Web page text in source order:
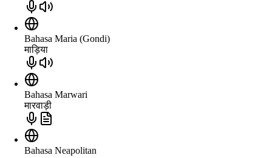
Bahasa Maria (Gondi)
माड़िया
Bahasa Marwari
मारवाड़ी
Bahasa Neapolitan